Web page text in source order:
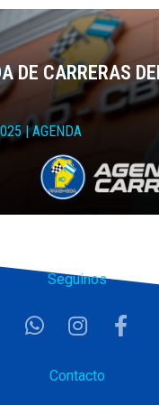
DE CARRERAS
| AGENDA
Seguinos
Contacto